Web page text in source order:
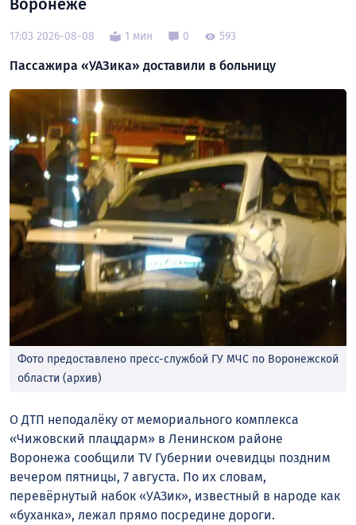
Воронеже
17:03 2026-08-08 1 мин 0 593
Пассажира «УАЗика» доставили в больницу
Фото предоставлено пресс-службой ГУ МЧС по Воронежской
области (архив)
О ДТП неподалёку от мемориального комплекса
«Чижовский плацдарм» в Ленинском районе
Воронежа сообщили TV Губернии очевидцы поздним
вечером пятницы, 7 августа. По их словам,
перевёрнутый набок «УАЗик», известный в народе как
«буханка», лежал прямо посредине дороги.